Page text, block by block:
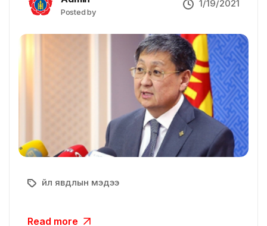
Posted by
1/19/2021
Үйл явдлын мэдээ
Read more